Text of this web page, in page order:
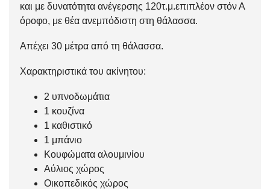
και με δυνατότητα ανέγερσης 120τ.μ.επιπλέον στόν Α
όροφο, με θέα ανεμπόδιστη στη θάλασσα.
Απέχει 30 μέτρα από τη θάλασσα.
Χαρακτηριστικά του ακίνητου:
2 υπνοδωμάτια
1 κουζίνα
1 καθιστικό
1 μπάνιο
Κουφώματα αλουμινίου
Αύλιος χώρος
Οικοπεδικός χώρος